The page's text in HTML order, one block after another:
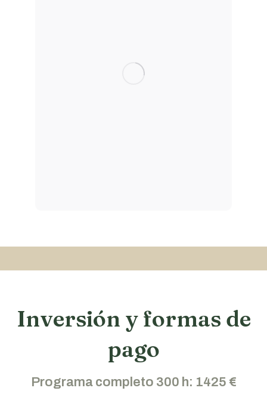
Inversión y formas de
pago
Programa completo 300 h: 1425 €